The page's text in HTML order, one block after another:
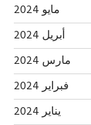
مايو 2024
أبريل 2024
مارس 2024
فبراير 2024
يناير 2024